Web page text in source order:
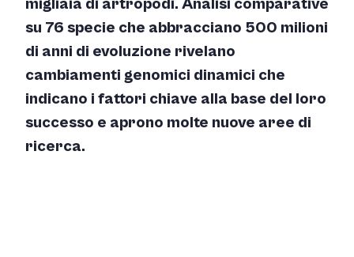
migliaia di artropodi. Analisi comparative
su 76 specie che abbracciano 500 milioni
di anni di evoluzione rivelano
cambiamenti genomici dinamici che
indicano i fattori chiave alla base del loro
successo e aprono molte nuove aree di
ricerca.